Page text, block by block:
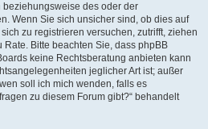
beziehungsweise des oder der
Wenn Sie sich unsicher sind, ob dies auf
zu registrieren versuchen, zutrifft, ziehen
Bitte beachten Sie, dass phpBB
keine Rechtsberatung anbieten kann
jeglicher Art ist; außer
soll ich mich wenden, falls es
zu diesem Forum gibt?“ behandelt